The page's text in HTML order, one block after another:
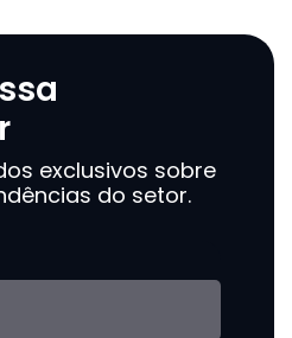
exclusivos sobre
do setor.